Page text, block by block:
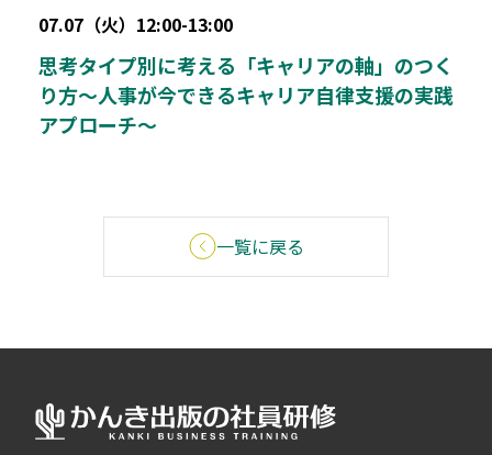
07.07（火）12:00-13:00
思考タイプ別に考える「キャリアの軸」のつく
り方～人事が今できるキャリア自律支援の実践
アプローチ～
一覧に戻る